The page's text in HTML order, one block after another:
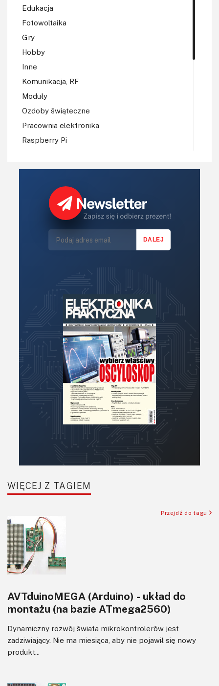
Edukacja
Fotowoltaika
Gry
Hobby
Inne
Komunikacja, RF
Moduły
Ozdoby świąteczne
Pracownia elektronika
Raspberry Pi
Robotyka
Sterowniki silników
Technika μP, μC, PLD
Termometry i termostaty
WIĘCEJ Z TAGIEM
Przejdź do tagu
AVTduinoMEGA (Arduino) - układ do
montażu (na bazie ATmega2560)
Dynamiczny rozwój świata mikrokontrolerów jest
zadziwiający. Nie ma miesiąca, aby nie pojawił się nowy
produkt...